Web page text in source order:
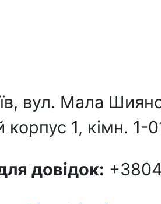
вул. Мала
корпус 1, кiмн. 1-
довідок: